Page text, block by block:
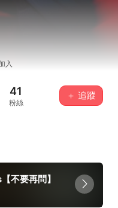
入
41
粉絲
＋ 追蹤
不要再問】